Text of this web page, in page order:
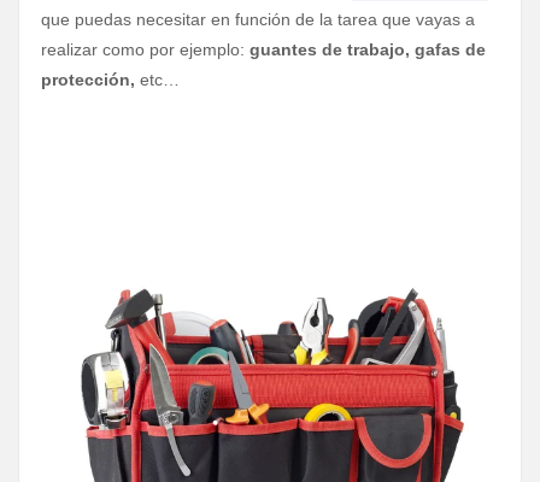
que puedas necesitar en función de la tarea que vayas a
realizar como por ejemplo: guantes de trabajo, gafas de
protección, etc…